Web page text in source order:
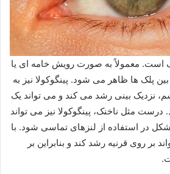
است. معمولاً به صورت رویش خامه ای یا
پلک ها ظاهر می شود. پینگوکولا نیز به
نزدیک بینی رشد می کند و می تواند یک
درست مثل ناخنک، پینگوکولا نیز می تواند
در استفاده از لنزهای تماسی شود. با
بر روی قرنیه رشد کند و بنابراین بر